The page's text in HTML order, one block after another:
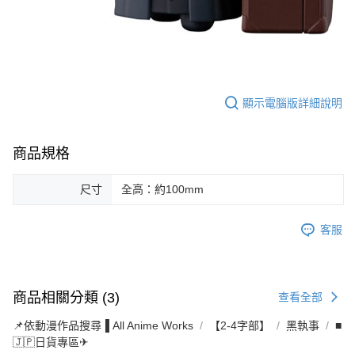
顯示電腦版詳細說明
商品規格
尺寸 全高：約100mm
客服
商品相關分類 (3) 查看全部
📌依動漫作品搜尋▐ All Anime Works 【2-4字部】 黑執事
■
🇯🇵日貨專區✈